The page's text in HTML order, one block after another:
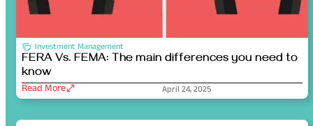
Investment Management
FERA Vs. FEMA: The main differences you need to
know
Read More
April 24, 2025